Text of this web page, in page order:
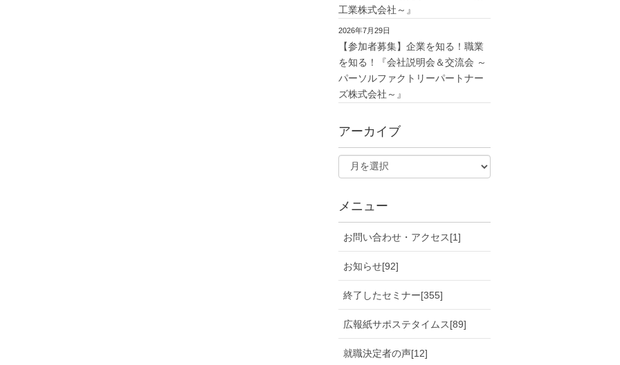
工業株式会社～』
2026年7月29日
【参加者募集】企業を知る！職業
を知る！『会社説明会＆交流会 ～
パーソルファクトリーパートナー
ズ株式会社～』
アーカイブ
メニュー
お問い合わせ・アクセス[1]
お知らせ[92]
終了したセミナー[355]
広報紙サポステタイムス[89]
就職決定者の声[12]